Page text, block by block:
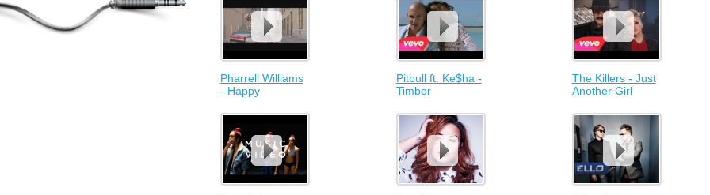
Pharrell Williams
- Happy
Pitbull ft. Ke$ha -
Timber
The Killers - Just
Another Girl